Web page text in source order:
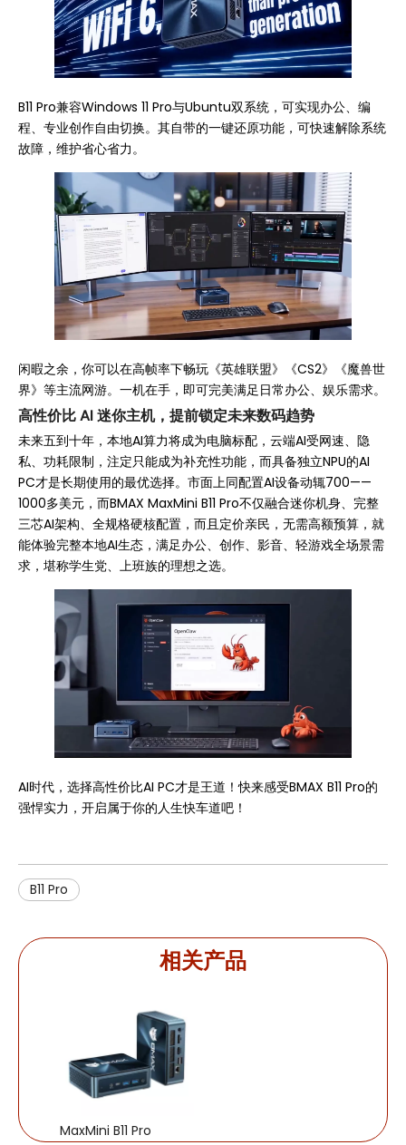
B11 Pro兼容Windows 11 Pro与Ubuntu双系统，可实现办公、编
程、专业创作自由切换。其自带的一键还原功能，可快速解除系统
故障，维护省心省力。
闲暇之余，你可以在高帧率下畅玩《英雄联盟》《CS2》《魔兽世
界》等主流网游。一机在手，即可完美满足日常办公、娱乐需求。
高性价比 AI 迷你主机，提前锁定未来数码趋势
未来五到十年，本地AI算力将成为电脑标配，云端AI受网速、隐
私、功耗限制，注定只能成为补充性功能，而具备独立NPU的AI
PC才是长期使用的最优选择。市面上同配置AI设备动辄700——
1000多美元，而BMAX MaxMini B11 Pro不仅融合迷你机身、完整
三芯AI架构、全规格硬核配置，而且定价亲民，无需高额预算，就
能体验完整本地AI生态，满足办公、创作、影音、轻游戏全场景需
求，堪称学生党、上班族的理想之选。
AI时代，选择高性价比AI PC才是王道！快来感受BMAX B11 Pro的
强悍实力，开启属于你的人生快车道吧！
B11 Pro
相关产品
MaxMini B11 Pro